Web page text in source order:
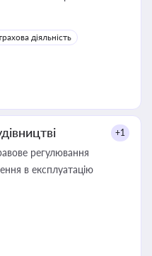
діяльність
+1
регулювання
в експлуатацію